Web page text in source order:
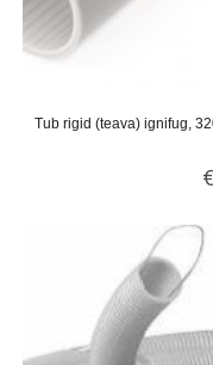
Tub rigid (teava) ignifug,
€